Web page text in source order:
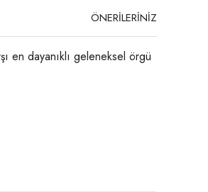
ÖNERİLERİNİZ
en dayanıklı geleneksel örgü